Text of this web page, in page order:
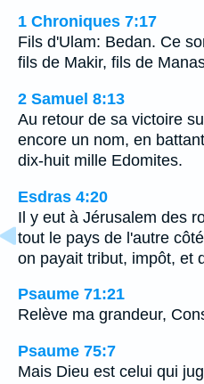
1 Chroniques 7:17
Fils d'Ulam: Bedan. Ce
fils de Makir, fils de
2 Samuel 8:13
Au retour de sa victoire
encore un nom, en
dix-huit mille Edomites.
Esdras 4:20
Il y eut à Jérusalem des
tout le pays de l'autre
on payait tribut, impôt, et
Psaume 71:21
Relève ma grandeur,
Psaume 75:7
Mais Dieu est celui qui